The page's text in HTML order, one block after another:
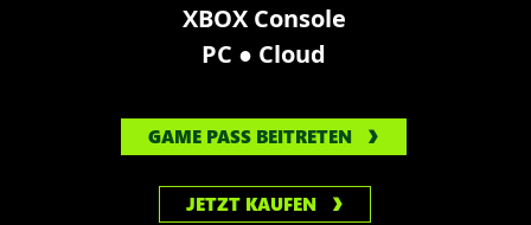
XBOX Console
PC ● Cloud
GAME PASS BEITRETEN
JETZT KAUFEN